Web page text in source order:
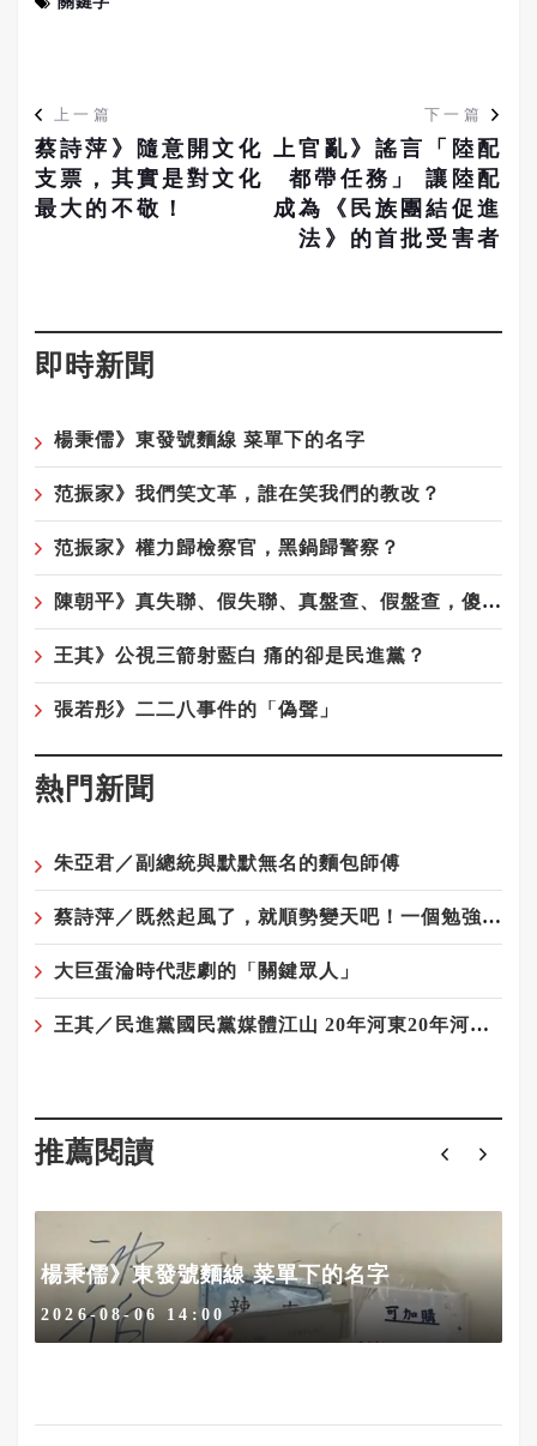
上一篇
蔡詩萍》隨意開文化
支票，其實是對文化
最大的不敬！
下一篇
上官亂》謠言「陸配
都帶任務」 讓陸配
成為《民族團結促進
法》的首批受害者
即時新聞
楊秉儒》東發號麵線 菜單下的名字
范振家》我們笑文革，誰在笑我們的教改？
范振家》權力歸檢察官，黑鍋歸警察？
陳朝平》真失聯、假失聯、真盤查、假盤查，傻傻分不清！
王其》公視三箭射藍白 痛的卻是民進黨？
張若彤》二二八事件的「偽聲」
熱門新聞
朱亞君／副總統與默默無名的麵包師傅
蔡詩萍／既然起風了，就順勢變天吧！一個勉強算文化人的感觸
大巨蛋淪時代悲劇的「關鍵眾人」
王其／民進黨國民黨媒體江山 20年河東20年河西——藍軍與媒體最遠的距離
推薦閱讀
楊秉儒》東發號麵線 菜單下的名字
2026-08-06 14:00